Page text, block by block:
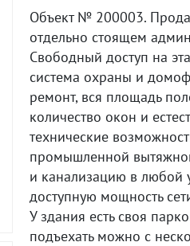
Объект № 200003.
отдельно стоящем
Свободный доступ на
система охраны и
ремонт, вся площадь
количество окон и
технические
промышленной
и канализацию в любой
доступную мощность
У здания есть своя
подъехать можно с